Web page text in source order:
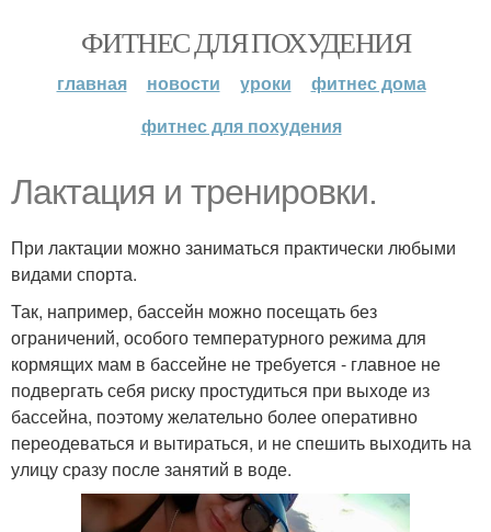
ФИТНЕС ДЛЯ ПОХУДЕНИЯ
главная новости уроки
фитнес дома
фитнес для похудения
Лактация и тренировки.
При лактации можно заниматься практически любыми
видами спорта.
Так, например, бассейн можно посещать без
ограничений, особого температурного режима для
кормящих мам в бассейне не требуется - главное не
подвергать себя риску простудиться при выходе из
бассейна, поэтому желательно более оперативно
переодеваться и вытираться, и не спешить выходить на
улицу сразу после занятий в воде.